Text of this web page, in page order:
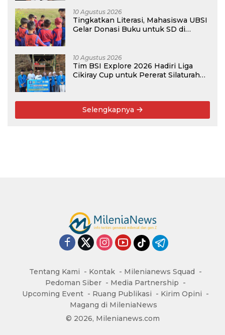
10 Agustus 2026
Tingkatkan Literasi, Mahasiswa UBSI
Gelar Donasi Buku untuk SD di
10 Agustus 2026
Tim BSI Explore 2026 Hadiri Liga
Cikiray Cup untuk Pererat Silaturahmi
Selengkapnya
Tentang Kami Kontak
Milenianews Squad
Pedoman Siber
Media Partnership
Upcoming Event
Ruang Publikasi
Kirim Opini
Magang di MileniaNews
© 2026, Milenianews.com